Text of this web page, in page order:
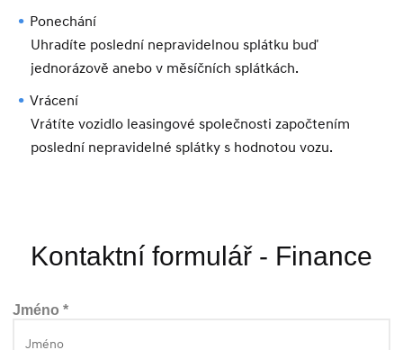
Ponechání
Uhradíte poslední nepravidelnou splátku buď
jednorázově anebo v měsíčních splátkách.
Vrácení
Vrátíte vozidlo leasingové společnosti započtením
poslední nepravidelné splátky s hodnotou vozu.
Kontaktní formulář - Finance
Jméno *